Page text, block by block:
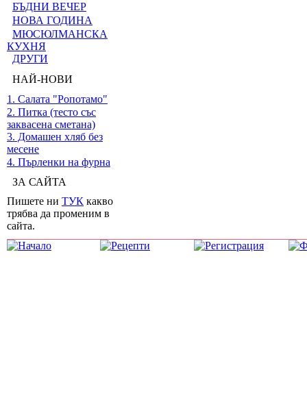
БЪДНИ ВЕЧЕР
НОВА ГОДИНА
МЮСЮЛМАНСКА
КУХНЯ
ДРУГИ
НАЙ-НОВИ
1. Салата "Ропотамо"
2. Питка (тесто със
заквасена сметана)
3. Домашен хляб без
месене
4. Пърленки на фурна
ЗА САЙТА
Пишете ни ТУК какво
трябва да променим в
сайта.